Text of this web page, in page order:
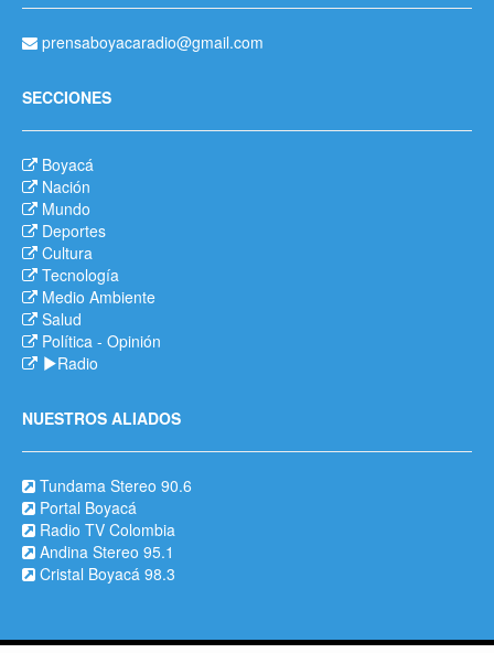
prensaboyacaradio@gmail.com
SECCIONES
Boyacá
Nación
Mundo
Deportes
Cultura
Tecnología
Medio Ambiente
Salud
Política - Opinión
Radio
NUESTROS ALIADOS
Tundama Stereo 90.6
Portal Boyacá
Radio TV Colombia
Andina Stereo 95.1
Cristal Boyacá 98.3